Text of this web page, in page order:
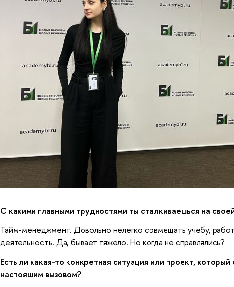
С какими главными трудностями ты сталкиваешься на
Тайм-менеджмент. Довольно нелегко совмещать учебу,
деятельность. Да, бывает тяжело. Но когда не справлялись?
Есть ли какая-то конкретная ситуация или проект, который
настоящим вызовом?